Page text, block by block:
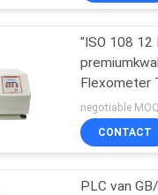
"ISO 108
Flexometer
voor Stof /
negotiable
CONTACT
PLC van